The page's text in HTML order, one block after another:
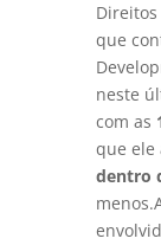
Direitos
que
neste
com as
que ele
dentro